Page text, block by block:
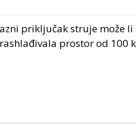
priključak struje može
prostor od 100